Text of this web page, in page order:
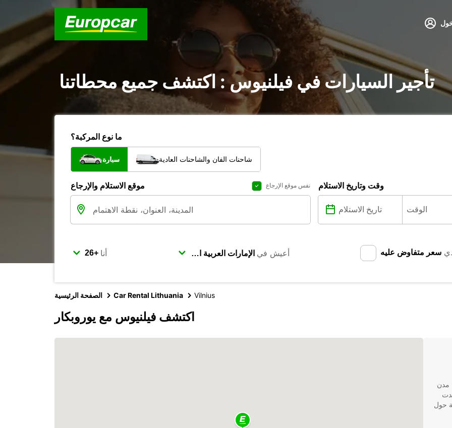
تأجير السيارات في فيلنيوس : اكتشف جميع محطاتنا
ما نوع المركبة؟
سيارة شاحنات الفان والشاحنات العادية
موقع الاستلام والإرجاع نفس موقع الإرجاع وقت وتاريخ الاستلام
أنا أعيش في سعر متفاوض عليه
الصفحة الرئيسية Car Rental Lithuania Vilnius
اكتشف فيلنيوس مع يوروبكار
مدن
حول